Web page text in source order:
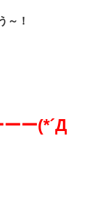
～！
ー(*´Д